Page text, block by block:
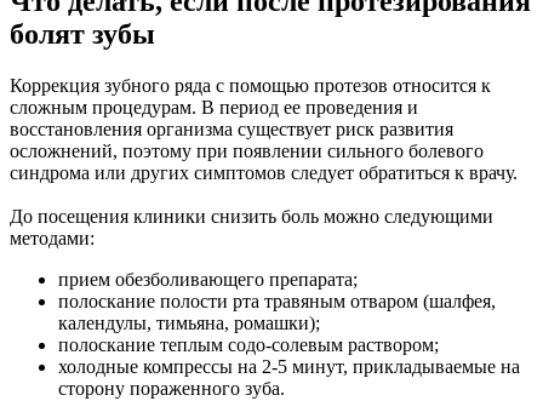
болят зубы
Коррекция зубного ряда с помощью протезов относится к
сложным процедурам. В период ее проведения и
восстановления организма существует риск развития
осложнений, поэтому при появлении сильного болевого
синдрома или других симптомов следует обратиться к врачу.
До посещения клиники снизить боль можно следующими
методами:
прием обезболивающего препарата;
полоскание полости рта травяным отваром (шалфея,
календулы, тимьяна, ромашки);
полоскание теплым содо-солевым раствором;
холодные компрессы на 2-5 минут, прикладываемые на
сторону пораженного зуба.